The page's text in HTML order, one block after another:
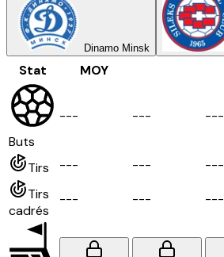
Dinamo Minsk
Stat MOY
Buts
--- --- ---
Tirs --- --- ---
Tirs
cadrés
--- --- ---